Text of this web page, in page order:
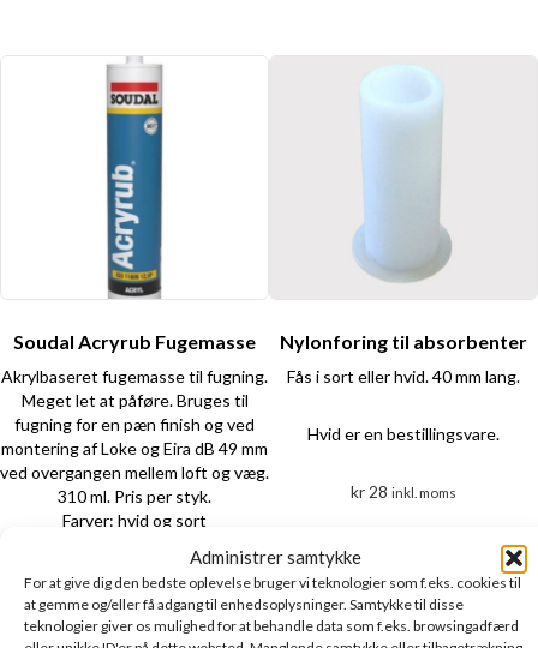
Administrer samtykke
For at give dig den bedste oplevelse bruger vi teknologier som f.eks. cookies til
at gemme og/eller få adgang til enhedsoplysninger. Samtykke til disse
teknologier giver os mulighed for at behandle data som f.eks. browsingadfærd
Soudal Acryrub Fugemasse
Akrylbaseret fugemasse til fugning.
Meget let at påføre. Bruges til
fugning for en pæn finish og ved
montering af Loke og Eira dB 49 mm
ved overgangen mellem loft og væg.
310 ml. Pris per styk.
Farver: hvid og sort
kr106 -kr112Prisinterval:
kr 106
til
inkl. moms
Vælg indstillinger
Dette
Nylonforing til absorbenter
Fås i sort eller hvid. 40 mm lang.
Hvid er en bestillingsvare.
kr 28 inkl. moms
Vælg indstillinger
produkt
har
flere